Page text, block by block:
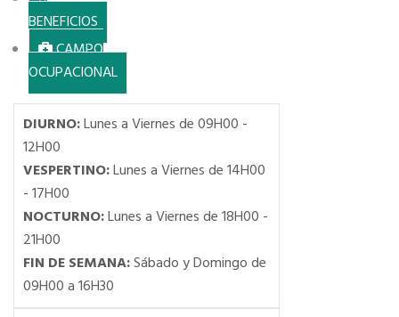
BENEFICIOS
CAMPO
OCUPACIONAL
DIURNO:Lunes a Viernes de 09H00 -
12H00
VESPERTINO:Lunes a Viernes de 14H00
- 17H00
NOCTURNO:Lunes a Viernes de 18H00 -
21H00
FIN DE SEMANA:Sábado y Domingo de
09H00 a 16H30